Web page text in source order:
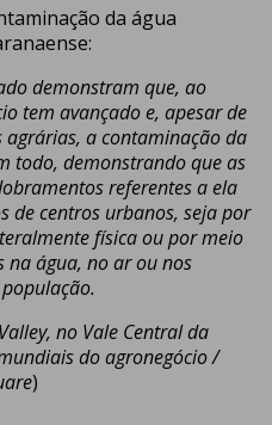
da água
demonstram que, ao
tem avançado e, apesar de
agrárias, a contaminação da
todo, demonstrando que as
referentes a ela
de centros urbanos, seja por
física ou por meio
na água, no ar ou nos
no Vale Central da
do agronegócio /
)